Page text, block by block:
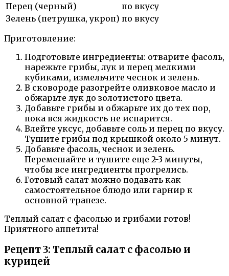
Перец (черный)
по вкусу
Зелень (петрушка, укроп) по вкусу
Приготовление:
Подготовьте ингредиенты: отварите фасоль,
нарежьте грибы, лук и перец мелкими
кубиками, измельчите чеснок и зелень.
В сковороде разогрейте оливковое масло и
обжарьте лук до золотистого цвета.
Добавьте грибы и обжарьте их до тех пор,
пока вся жидкость не испарится.
Влейте уксус, добавьте соль и перец по вкусу.
Тушите грибы под крышкой около 5 минут.
Добавьте фасоль, чеснок и зелень.
Перемешайте и тушите еще 2-3 минуты,
чтобы все ингредиенты прогрелись.
Готовый салат можно подавать как
самостоятельное блюдо или гарнир к
основной трапезе.
Теплый салат с фасолью и грибами готов!
Приятного аппетита!
Рецепт 3: Теплый салат с фасолью и
курицей